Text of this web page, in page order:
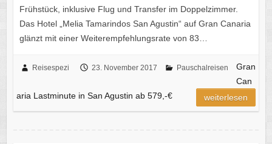
Frühstück, inklusive Flug und Transfer im Doppelzimmer.
Das Hotel „Melia Tamarindos San Agustin“ auf Gran Canaria
glänzt mit einer Weiterempfehlungsrate von 83…
Reisespezi 23. November 2017 Pauschalreisen
Gran
Can
aria Lastminute in San Agustin ab 579,-€
weiterlesen